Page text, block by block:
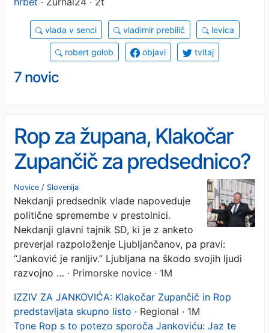
vlada v senci vladimir prebilič levica
robert golob objavi tvitaj
7 novic
Rop za župana, Klakočar
Zupančič za predsednico?
Novice / Slovenija
Nekdanji predsednik vlade napoveduje
politične spremembe v prestolnici.
Nekdanji glavni tajnik SD, ki je z anketo
preverjal razpoloženje Ljubljančanov, pa pravi:
“Janković je ranljiv.” Ljubljana na škodo svojih ljudi
razvojno … · Primorske novice · 1M
IZZIV ZA JANKOVIĆA: Klakočar Zupančič in Rop
predstavljata skupno listo · Regional · 1M
Tone Rop s to potezo sporoča Jankoviću: Jaz te